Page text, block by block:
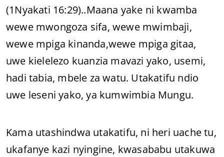
(1Nyakati 16:29)..Maana yake ni kwamba
wewe mwongoza sifa, wewe mwimbaji,
wewe mpiga kinanda,wewe mpiga gitaa,
uwe kielelezo kuanzia mavazi yako, usemi,
hadi tabia, mbele za watu. Utakatifu ndio
uwe leseni yako, ya kumwimbia Mungu.
Kama utashindwa utakatifu, ni heri uache tu,
ukafanye kazi nyingine, kwasababu utakuwa